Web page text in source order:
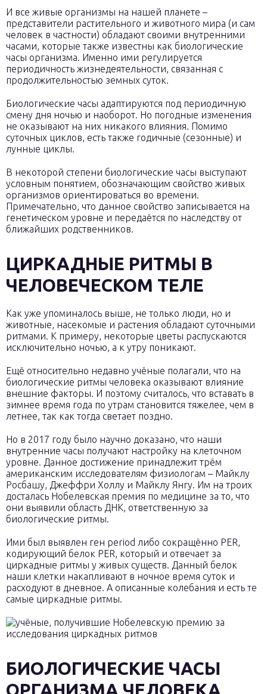
И все живые организмы на нашей планете –
представители растительного и животного мира (и сам
человек в частности) обладают своими внутренними
часами, которые также известны как биологические
часы организма. Именно ими регулируется
периодичность жизнедеятельности, связанная с
продолжительностью земных суток.
Биологические часы адаптируются под периодичную
смену дня ночью и наоборот. Но погодные изменения
не оказывают на них никакого влияния. Помимо
суточных циклов, есть также годичные (сезонные) и
лунные циклы.
В некоторой степени биологические часы выступают
условным понятием, обозначающим свойство живых
организмов ориентироваться во времени.
Примечательно, что данное свойство записывается на
генетическом уровне и передаётся по наследству от
ближайших родственников.
ЦИРКАДНЫЕ РИТМЫ В
ЧЕЛОВЕЧЕСКОМ ТЕЛЕ
Как уже упоминалось выше, не только люди, но и
животные, насекомые и растения обладают суточными
ритмами. К примеру, некоторые цветы распускаются
исключительно ночью, а к утру поникают.
Ещё относительно недавно учёные полагали, что на
биологические ритмы человека оказывают влияние
внешние факторы. И поэтому считалось, что вставать в
зимнее время года по утрам становится тяжелее, чем в
летнее, так как тогда светает поздно.
Но в 2017 году было научно доказано, что наши
внутренние часы получают настройку на клеточном
уровне. Данное достижение принадлежит трём
американским исследователям физиологам – Майклу
Росбашу, Джеффри Холлу и Майклу Янгу. Им на троих
досталась Нобелевская премия по медицине за то, что
они выявили область ДНК, ответственную за
биологические ритмы.
Ими был выявлен ген period либо сокращённо PER,
кодирующий белок PER, который и отвечает за
циркадные ритмы у живых существ. Данный белок
наши клетки накапливают в ночное время суток и
расходуют в дневное. А описанные колебания и есть те
самые циркадные ритмы.
БИОЛОГИЧЕСКИЕ ЧАСЫ
ОРГАНИЗМА ЧЕЛОВЕКА